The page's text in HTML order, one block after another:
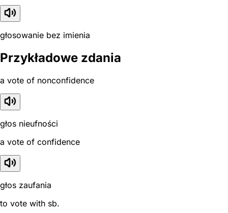
głosowanie bez imienia
Przykładowe zdania
a vote of nonconfidence
głos nieufności
a vote of confidence
głos zaufania
to vote with sb.